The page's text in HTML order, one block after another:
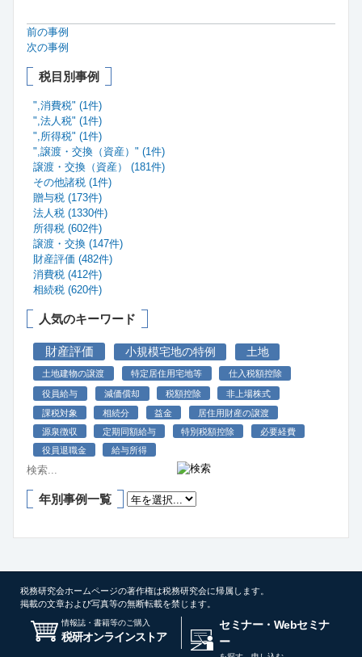
前の事例
次の事例
税目別事例
",消費税" (1件)
",法人税" (1件)
",所得税" (1件)
",譲渡・交換（資産）" (1件)
譲渡・交換（資産） (181件)
その他諸税 (1件)
贈与税 (173件)
法人税 (1330件)
所得税 (602件)
譲渡・交換 (147件)
財産評価 (482件)
消費税 (412件)
相続税 (620件)
人気のキーワード
財産評価 小規模宅地の特例 土地
土地建物の譲渡 特定居住用宅地等 仕入税額控除
役員給与 減価償却 税額控除
非上場株式
課税対象
相続分 益金
居住用財産の譲渡
源泉徴収
定期同額給与 特別税額控除
必要経費
役員退職金
給与所得
年別事例一覧
税務研究会ホームページの著作権は税務研究会に帰属します。
掲載の文章および写真等の無断転載を禁じます。
情報誌・書籍等のご購入
税研オンラインストア
セミナー・Webセミナ
ー